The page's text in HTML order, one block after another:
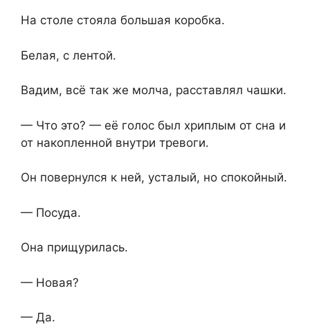
На столе стояла большая коробка.
Белая, с лентой.
Вадим, всё так же молча, расставлял чашки.
— Что это? — её голос был хриплым от сна и
от накопленной внутри тревоги.
Он повернулся к ней, усталый, но спокойный.
— Посуда.
Она прищурилась.
— Новая?
— Да.